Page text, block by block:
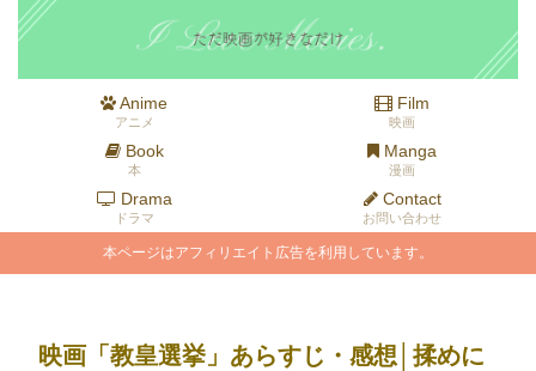
Anime
アニメ
Film
映画
Book
本
Manga
漫画
Drama
ドラマ
Contact
お問い合わせ
本ページはアフィリエイト広告を利用しています。
映画「教皇選挙」あらすじ・感想│揉めに